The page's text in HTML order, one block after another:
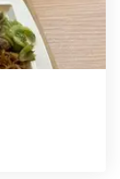
ただ